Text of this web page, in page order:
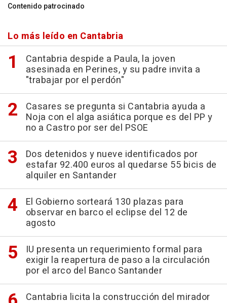
Contenido patrocinado
Lo más leído en Cantabria
Cantabria despide a Paula, la joven
asesinada en Perines, y su padre invita a
"trabajar por el perdón"
Casares se pregunta si Cantabria ayuda a
Noja con el alga asiática porque es del PP y
no a Castro por ser del PSOE
Dos detenidos y nueve identificados por
estafar 92.400 euros al quedarse 55 bicis de
alquiler en Santander
El Gobierno sorteará 130 plazas para
observar en barco el eclipse del 12 de
agosto
IU presenta un requerimiento formal para
exigir la reapertura de paso a la circulación
por el arco del Banco Santander
Cantabria licita la construcción del mirador